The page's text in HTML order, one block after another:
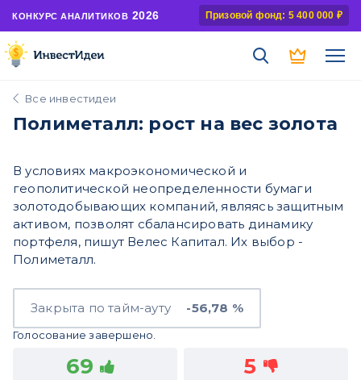
КОНКУРС АНАЛИТИКОВ 2026 Призовой фонд: 5 400 000 ₽
Все инвестидеи
Полиметалл: рост на вес золота
В условиях макроэкономической и
геополитической неопределенности бумаги
золотодобывающих компаний, являясь защитным
активом, позволят сбалансировать динамику
портфеля, пишут Велес Капитал. Их выбор -
Полиметалл.
Закрыта по тайм-ауту -56,78 %
Голосование завершено.
69 5